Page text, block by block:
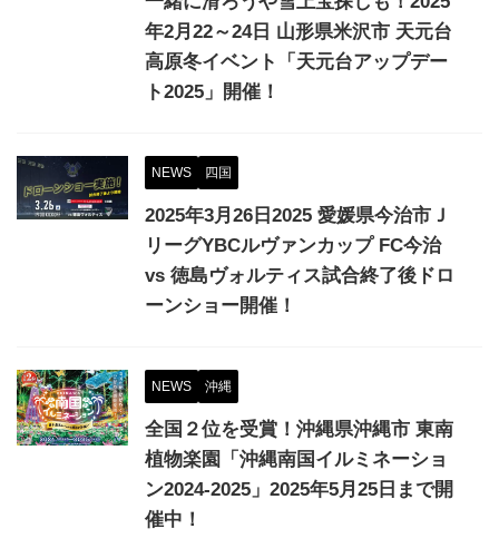
年2月22～24日 山形県米沢市 天元台
高原冬イベント「天元台アップデー
ト2025」開催！
NEWS 四国
2025年3月26日2025 愛媛県今治市Ｊ
リーグYBCルヴァンカップ FC今治
vs 徳島ヴォルティス試合終了後ドロ
ーンショー開催！
NEWS 沖縄
全国２位を受賞！沖縄県沖縄市 東南
植物楽園「沖縄南国イルミネーショ
ン2024-2025」2025年5月25日まで開
催中！